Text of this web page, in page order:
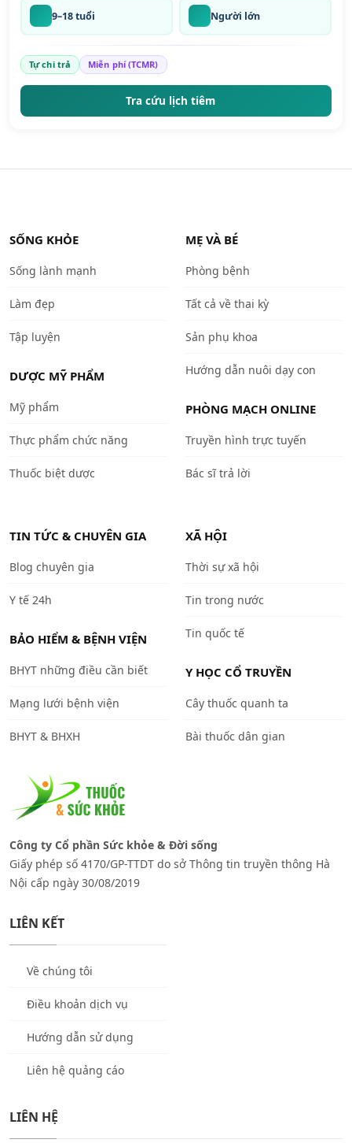
9–18 tuổi Người lớn
Tự chi trả Miễn phí (TCMR)
Tra cứu lịch tiêm
SỐNG KHỎE
Sống lành mạnh
Làm đẹp
Tập luyện
DƯỢC MỸ PHẨM
Mỹ phẩm
Thực phẩm chức năng
Thuốc biệt dược
MẸ VÀ BÉ
Phòng bệnh
Tất cả về thai kỳ
Sản phụ khoa
Hướng dẫn nuôi dạy con
PHÒNG MẠCH ONLINE
Truyền hình trực tuyến
Bác sĩ trả lời
TIN TỨC & CHUYÊN GIA
Blog chuyên gia
Y tế 24h
BẢO HIỂM & BỆNH VIỆN
BHYT những điều cần biết
Mạng lưới bệnh viện
BHYT & BHXH
XÃ HỘI
Thời sự xã hội
Tin trong nước
Tin quốc tế
Y HỌC CỔ TRUYỀN
Cây thuốc quanh ta
Bài thuốc dân gian
Công ty Cổ phần Sức khỏe & Đời sống
Giấy phép số 4170/GP-TTDT do sở Thông tin truyền thông Hà
Nội cấp ngày 30/08/2019
LIÊN KẾT
Về chúng tôi
Điều khoản dịch vụ
Hướng dẫn sử dụng
Liên hệ quảng cáo
LIÊN HỆ